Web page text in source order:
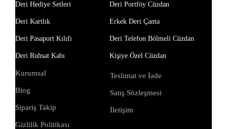
Deri Hediye Setleri
Deri Kartlık
Deri Pasaport Kılıfı
Deri Ruhsat Kabı
Deri Portföy Cüzdan
Erkek Deri Çanta
Deri Telefon Bölmeli Cüzdan
Kişiye Özel Cüzdan
Kurumsal
Blog
Sipariş Takip
Gizlilik Politikası
Teslimat ve İade
Satış Sözleşmesi
İletişim